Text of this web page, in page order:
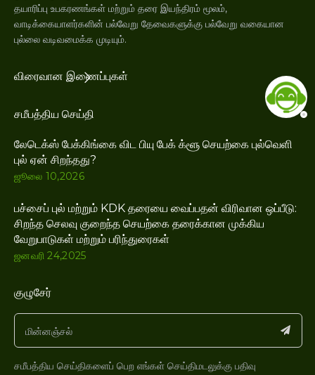
தயாரிப்பு உபகரணங்கள் மற்றும் தரை இயந்திரம் மூலம்,
வாடிக்கையாளர்களின் பல்வேறு தேவைகளுக்கு பல்வேறு வகையான
புல்லை வடிவமைக்க முடியும்.
விரைவான இணைப்புகள்
சமீபத்திய செய்தி
லேடெக்ஸ் பேக்கிங்கை விட பியு பேக் க்ளூ செயற்கை புல்வெளி
புல் ஏன் சிறந்தது?
ஜூலை 10,2026
பச்சைப் புல் மற்றும் KDK தரையை வைப்பதன் விரிவான ஒப்பீடு:
சிறந்த செலவு குறைந்த செயற்கை தரைக்கான முக்கிய
வேறுபாடுகள் மற்றும் பரிந்துரைகள்
ஜனவரி 24,2025
குழுசேர்
சமீபத்திய செய்திகளைப் பெற எங்கள் செய்திமடலுக்கு பதிவு